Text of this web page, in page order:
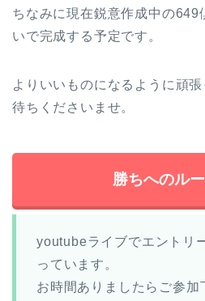
ちなみに現在鋭意作成中の649
いで完成する予定です。
よりいいものになるように頑
待ちくださいませ。
勝ちへのル
youtubeライブでエントリ
っています。
お時間ありましたらご参加